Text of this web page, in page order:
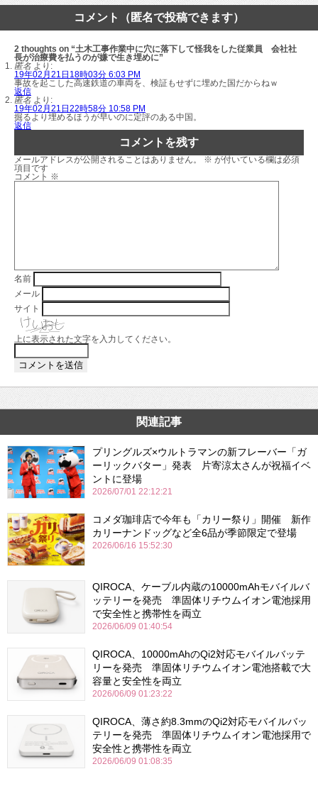
コメント（匿名で投稿できます）
2 thoughts on “土木工事作業中に穴に落下して怪我をした従業員 会社社
長が治療費を払うのが嫌で生き埋めに”
匿名 より:
19年02月21日18時03分 6:03 PM
事故を起こした高速鉄道の車両を、検証もせずに埋めた国だからねｗ
返信
匿名 より:
19年02月21日22時58分 10:58 PM
掘るより埋めるほうが早いのに定評のある中国。
返信
コメントを残す
メールアドレスが公開されることはありません。 ※ が付いている欄は必須
項目です
コメント ※
名前
メール
サイト
上に表示された文字を入力してください。
関連記事
プリングルズ×ウルトラマンの新フレーバー「ガ
ーリックバター」発表 片寄涼太さんが祝福イベ
ントに登場
2026/07/01 22:12:21
コメダ珈琲店で今年も「カリー祭り」開催 新作
カリーナンドッグなど全6品が季節限定で登場
2026/06/16 15:52:30
QIROCA、ケーブル内蔵の10000mAhモバイルバ
ッテリーを発売 準固体リチウムイオン電池採用
で安全性と携帯性を両立
2026/06/09 01:40:54
QIROCA、10000mAhのQi2対応モバイルバッテ
リーを発売 準固体リチウムイオン電池搭載で大
容量と安全性を両立
2026/06/09 01:23:22
QIROCA、薄さ約8.3mmのQi2対応モバイルバッ
テリーを発売 準固体リチウムイオン電池採用で
安全性と携帯性を両立
2026/06/09 01:08:35